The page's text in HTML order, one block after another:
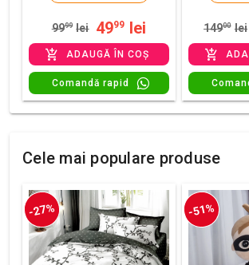
9999 lei 4999 lei
ADAUGĂ ÎN COȘ
Comandă rapid
14900 lei
Cele mai populare produse
-27% -51%